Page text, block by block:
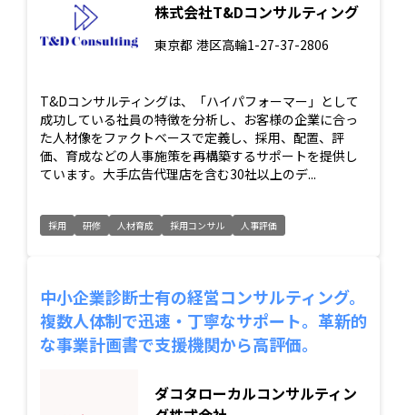
株式会社T&Dコンサルティング
東京都 港区高輪1-27-37-2806
T&Dコンサルティングは、「ハイパフォーマー」として
成功している社員の特徴を分析し、お客様の企業に合っ
た人材像をファクトベースで定義し、採用、配置、評
価、育成などの人事施策を再構築するサポートを提供し
ています。大手広告代理店を含む30社以上のデ...
採用 研修 人材育成 採用コンサル 人事評価
中小企業診断士有の経営コンサルティング。
複数人体制で迅速・丁寧なサポート。革新的
な事業計画書で支援機関から高評価。
ダコタローカルコンサルティン